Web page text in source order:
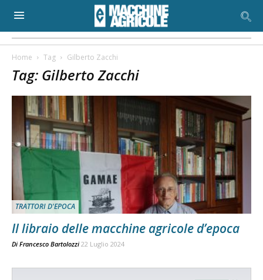
Home Tag Gilberto Zacchi
Tag: Gilberto Zacchi
TRATTORI D'EPOCA
Il libraio delle macchine agricole d’epoca
Di Francesco Bartolozzi 22 Luglio 2024